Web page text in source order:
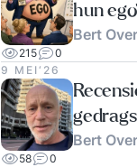
hun
Bert
215
0
9 MEI‘26
Bert
58
0